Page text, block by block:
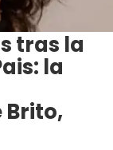
tras la
la
Brito,